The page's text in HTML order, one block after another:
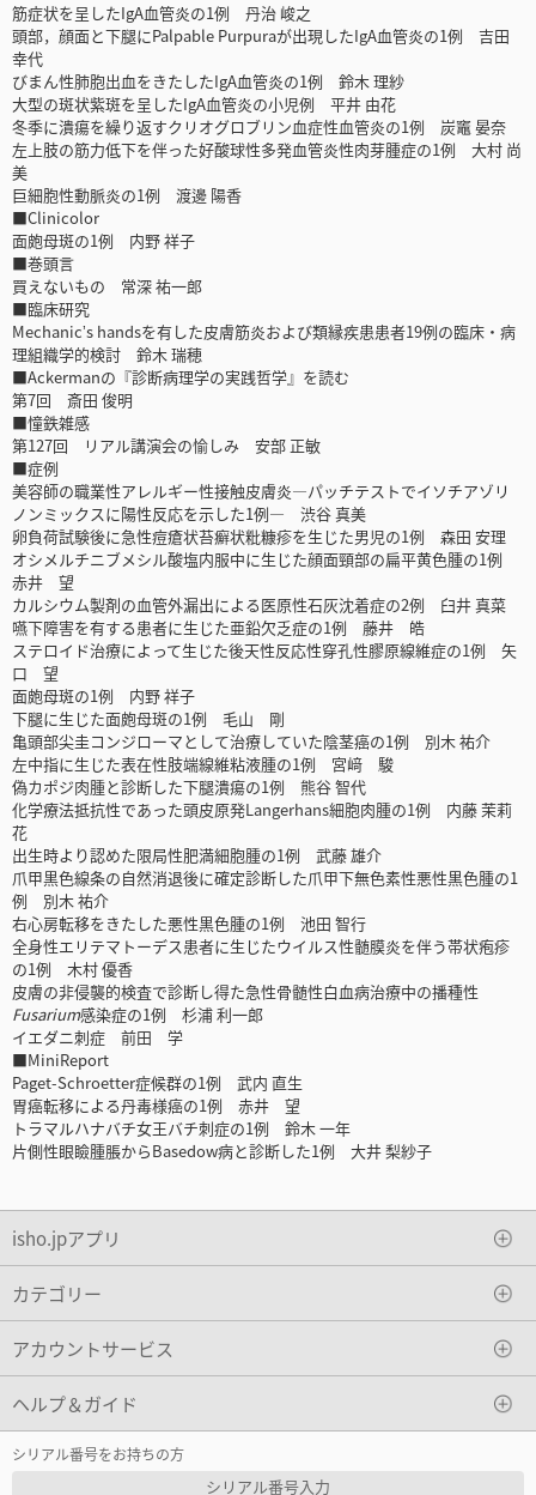
筋症状を呈したIgA血管炎の1例 丹治 峻之
頭部，顔面と下腿にPalpable Purpuraが出現したIgA血管炎の1例 吉田
幸代
びまん性肺胞出血をきたしたIgA血管炎の1例 鈴木 理紗
大型の斑状紫斑を呈したIgA血管炎の小児例 平井 由花
冬季に潰瘍を繰り返すクリオグロブリン血症性血管炎の1例 炭竈 晏奈
左上肢の筋力低下を伴った好酸球性多発血管炎性肉芽腫症の1例 大村 尚
美
巨細胞性動脈炎の1例 渡邊 陽香
■Clinicolor
面皰母斑の1例 内野 祥子
■巻頭言
買えないもの 常深 祐一郎
■臨床研究
Mechanicʼs handsを有した皮膚筋炎および類縁疾患患者19例の臨床・病
理組織学的検討 鈴木 瑞穂
■Ackermanの『診断病理学の実践哲学』を読む
第7回 斎田 俊明
■憧鉄雑感
第127回 リアル講演会の愉しみ 安部 正敏
■症例
美容師の職業性アレルギー性接触皮膚炎―パッチテストでイソチアゾリ
ノンミックスに陽性反応を示した1例― 渋谷 真美
卵負荷試験後に急性痘瘡状苔癬状粃糠疹を生じた男児の1例 森田 安理
オシメルチニブメシル酸塩内服中に生じた顔面頸部の扁平黄色腫の1例
赤井 望
カルシウム製剤の血管外漏出による医原性石灰沈着症の2例 臼井 真菜
嚥下障害を有する患者に生じた亜鉛欠乏症の1例 藤井 皓
ステロイド治療によって生じた後天性反応性穿孔性膠原線維症の1例 矢
口 望
面皰母斑の1例 内野 祥子
下腿に生じた面皰母斑の1例 毛山 剛
亀頭部尖圭コンジローマとして治療していた陰茎癌の1例 別木 祐介
左中指に生じた表在性肢端線維粘液腫の1例 宮﨑 駿
偽カポジ肉腫と診断した下腿潰瘍の1例 熊谷 智代
化学療法抵抗性であった頭皮原発Langerhans細胞肉腫の1例 内藤 茉莉
花
出生時より認めた限局性肥満細胞腫の1例 武藤 雄介
爪甲黒色線条の自然消退後に確定診断した爪甲下無色素性悪性黒色腫の1
例 別木 祐介
右心房転移をきたした悪性黒色腫の1例 池田 智行
全身性エリテマトーデス患者に生じたウイルス性髄膜炎を伴う帯状疱疹
の1例 木村 優香
皮膚の非侵襲的検査で診断し得た急性骨髄性白血病治療中の播種性
Fusarium感染症の1例 杉浦 利一郎
イエダニ刺症 前田 学
■MiniReport
Paget-Schroetter症候群の1例 武内 直生
胃癌転移による丹毒様癌の1例 赤井 望
トラマルハナバチ女王バチ刺症の1例 鈴木 一年
片側性眼瞼腫脹からBasedow病と診断した1例 大井 梨紗子
isho.jpアプリ
カテゴリー
アカウントサービス
ヘルプ＆ガイド
シリアル番号をお持ちの方
シリアル番号入力